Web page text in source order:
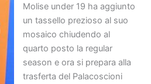
Molise under 19 ha aggiunto
un tassello prezioso al suo
mosaico chiudendo al
quarto posto la regular
season e ora si prepara alla
trasferta del Palacoscioni